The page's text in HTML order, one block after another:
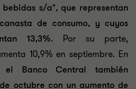
bebidas s/a", que representan
de consumo, y cuyos
13,3%.
Por su parte,
10,9% en septiembre. En
el Banco Central también
octubre con un aumento de